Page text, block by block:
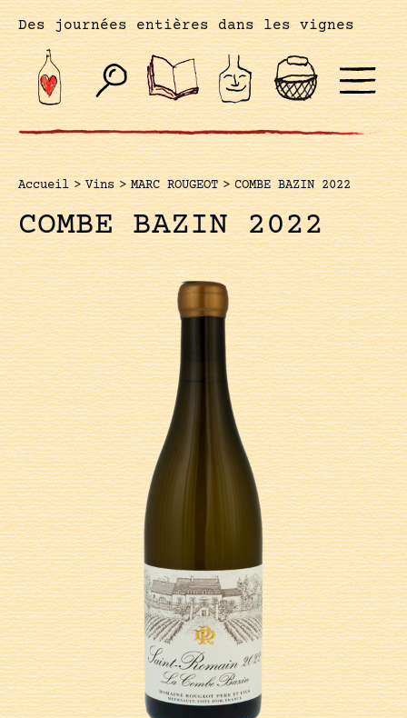
Des journées entières dans les vignes
Accueil > Vins > MARC ROUGEOT > COMBE BAZIN 2022
COMBE BAZIN 2022